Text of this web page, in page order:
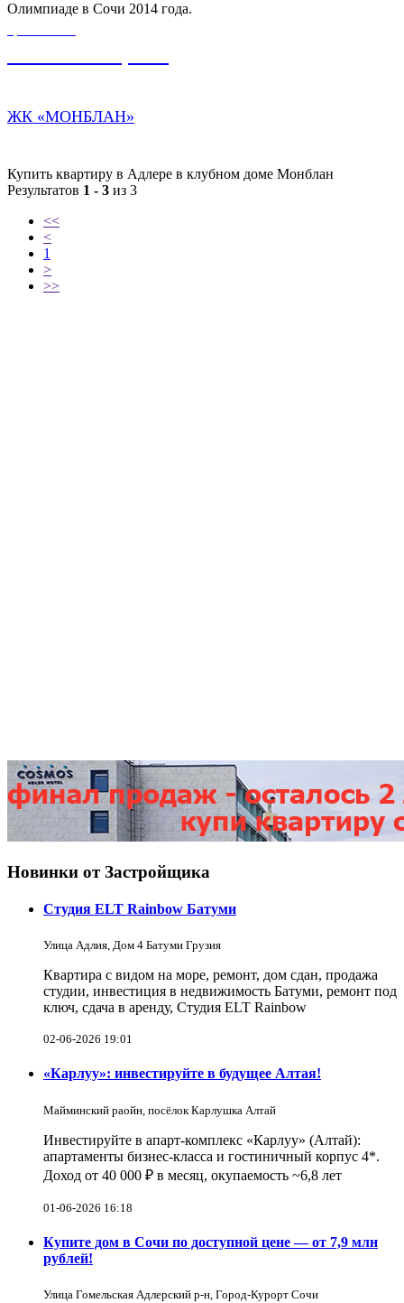
Олимпиаде в Сочи 2014 года.
ЖК «МОНБЛАН»
Купить квартиру в Адлере в клубном доме Монблан
Результатов 1 - 3 из 3
<<
<
1
>
>>
Новинки от Застройщика
Студия ELT Rainbow Батуми
Улица Адлия, Дом 4 Батуми Грузия
Квартира с видом на море, ремонт, дом сдан, продажа
студии, инвестиция в недвижимость Батуми, ремонт под
ключ, сдача в аренду, Студия ELT Rainbow
02-06-2026 19:01
«Карлуу»: инвестируйте в будущее Алтая!
Майминский раойн, посёлок Карлушка Алтай
Инвестируйте в апарт-комплекс «Карлуу» (Алтай):
апартаменты бизнес-класса и гостиничный корпус 4*.
Доход от 40 000 ₽ в месяц, окупаемость ~6,8 лет
01-06-2026 16:18
Купите дом в Сочи по доступной цене — от 7,9 млн
рублей!
Улица Гомельская Адлерский р-н, Город-Курорт Сочи